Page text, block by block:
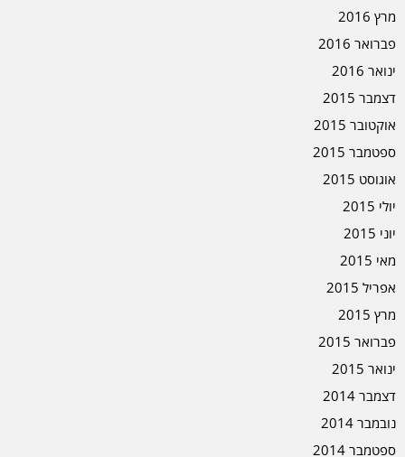
מרץ 2016
פברואר 2016
ינואר 2016
דצמבר 2015
אוקטובר 2015
ספטמבר 2015
אוגוסט 2015
יולי 2015
יוני 2015
מאי 2015
אפריל 2015
מרץ 2015
פברואר 2015
ינואר 2015
דצמבר 2014
נובמבר 2014
ספטמבר 2014